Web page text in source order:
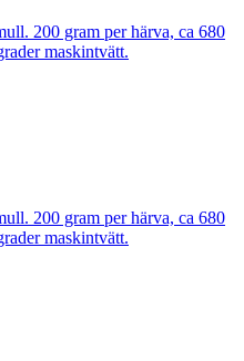
200 gram per härva, ca 680
maskintvätt.
200 gram per härva, ca 680
maskintvätt.